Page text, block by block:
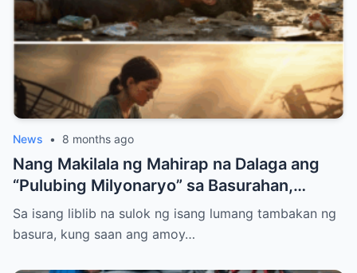
News • 8 months ago
Nang Makilala ng Mahirap na Dalaga ang
“Pulubing Milyonaryo” sa Basurahan,
Nabunyag ang Lihim na Nagpabago sa
Kapalaran Nila
Sa isang liblib na sulok ng isang lumang tambakan ng
basura, kung saan ang amoy…